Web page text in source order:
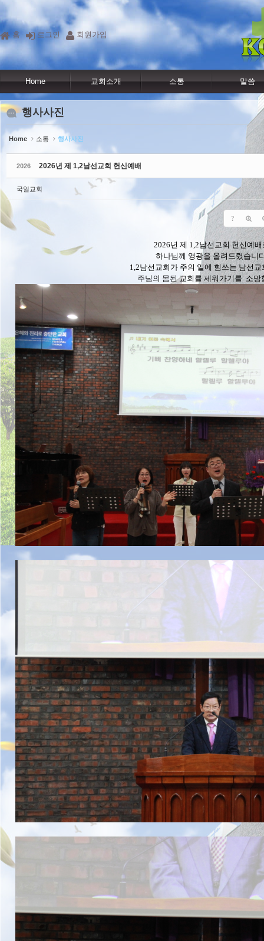
홈 로그인 회원가입
Home 교회소개 소통 말씀
행사사진
Home 소통 행사사진
2026 2026년 제 1,2남선교회 헌신예배
국일교회
?
2026년 제 1,2남선교회 헌신예배
하나님께 영광을 올려드렸습니
1,2남선교회가 주의 일에 힘쓰는 남선교
주님의 몸된 교회를 세워가기를 소망